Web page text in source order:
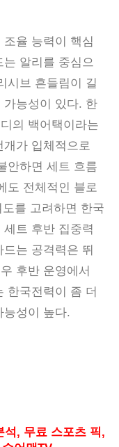
율 능력이 핵심
는 알리를 중심으
시브 흔들림이 길
가능성이 있다. 한
의 백어택이라는
가 입체적으로
안하면 세트 흐름
도 전체적인 블로
를 고려하면 한국
세트 후반 집중력
드는 공격력은 뛰
후반 운영에서
한국전력이 좀 더
능성이 높다.
석, 무료 스포츠 픽,